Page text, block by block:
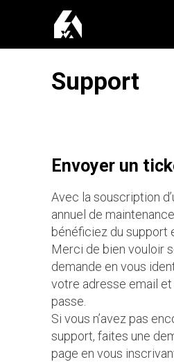
Support
Envoyer un
Avec la souscription
annuel de
bénéficiez du support
Merci de bien vouloir
demande en vous
votre adresse email
passe.
Si vous n’avez pas
support, faites une
page en vous